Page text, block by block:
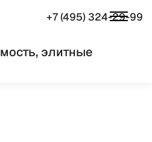
элитные
+7 (495) 324-29-99